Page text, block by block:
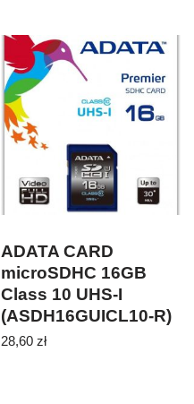
ADATA CARD
microSDHC 16GB
Class 10 UHS-I
(ASDH16GUICL10-R)
28,60zł